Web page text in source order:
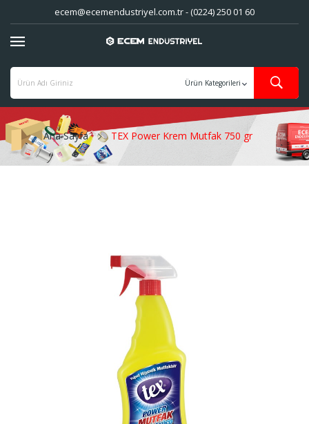
ecem@ecemendustriyel.com.tr - (0224) 250 01 60
Ana Sayfa TEX Power Krem Mutfak 750 gr